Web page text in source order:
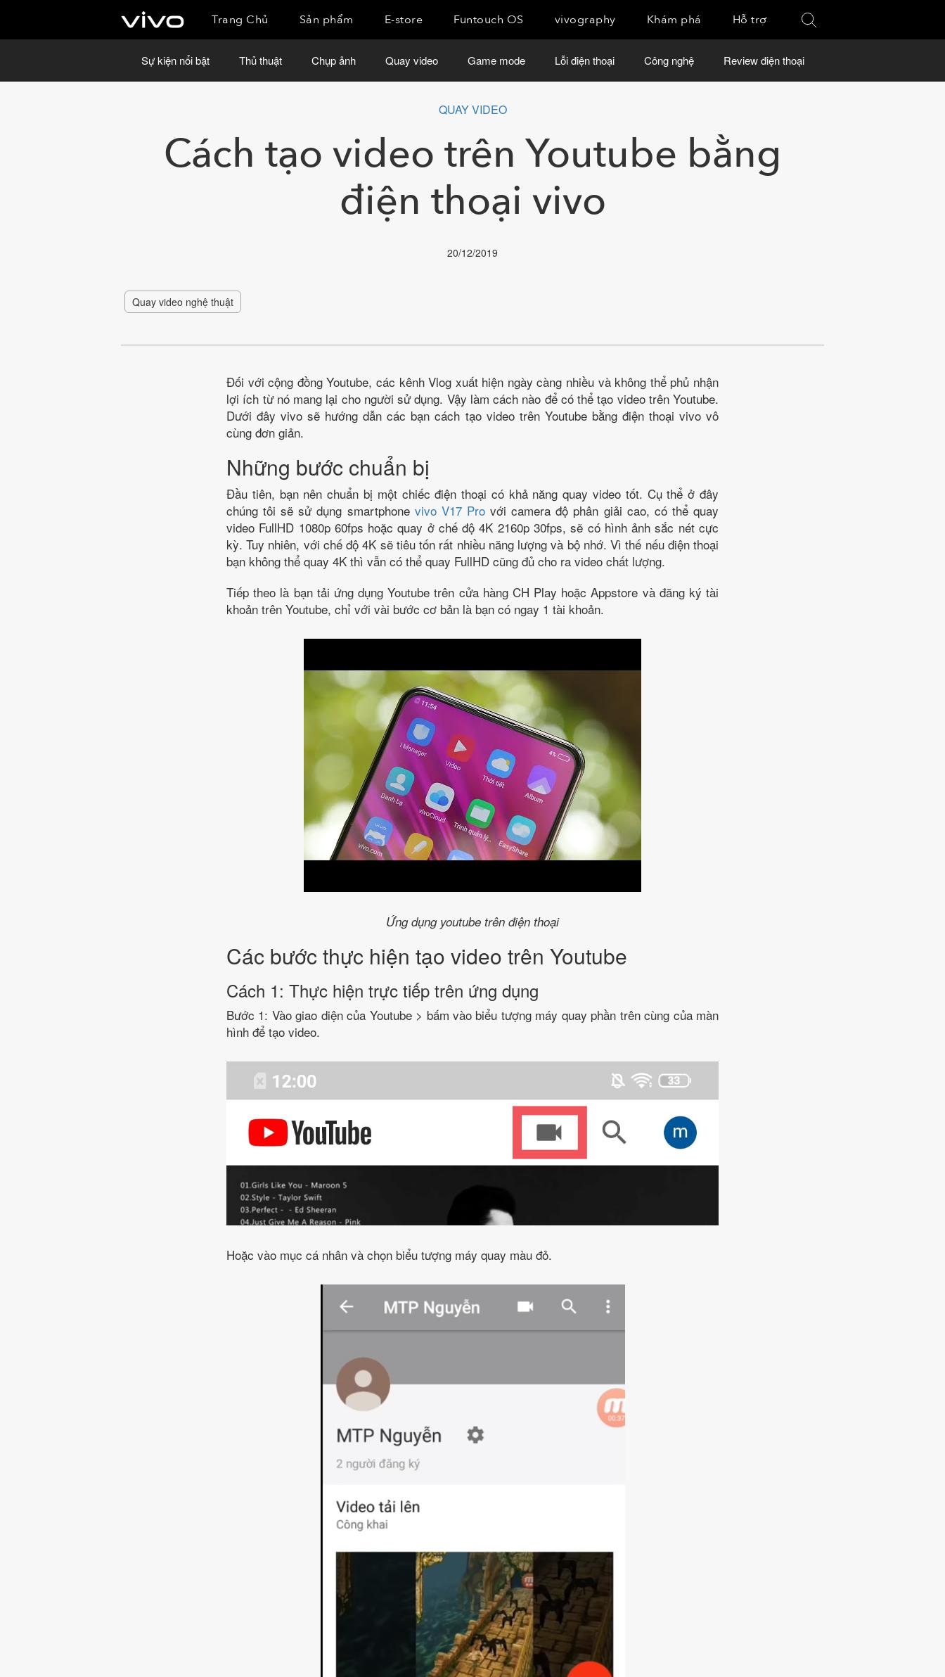
Trang Chủ Sản phẩm E-store Funtouch OS vivography Khám phá Hỗ trợ
Sự kiện nổi bật Thủ thuật Chụp ảnh Quay video Game mode Lỗi điện thoại Công nghệ Review điện thoại
QUAY VIDEO
Cách tạo video trên Youtube bằng
điện thoại vivo
20/12/2019
Quay video nghệ thuật
Đối với cộng đồng Youtube, các kênh Vlog xuất hiện ngày càng nhiều và không thể phủ nhận
lợi ích từ nó mang lại cho người sử dụng. Vậy làm cách nào để có thể tạo video trên Youtube.
Dưới đây vivo sẽ hướng dẫn các bạn cách tạo video trên Youtube bằng điện thoại vivo vô
cùng đơn giản.
Những bước chuẩn bị
Đầu tiên, bạn nên chuẩn bị một chiếc điện thoại có khả năng quay video tốt. Cụ thể ở đây
chúng tôi sẽ sử dụng smartphone vivo V17 Provới camera độ phân giải cao, có thể quay
video FullHD 1080p 60fps hoặc quay ở chế độ 4K 2160p 30fps, sẽ có hình ảnh sắc nét cực
kỳ. Tuy nhiên, với chế độ 4K sẽ tiêu tốn rất nhiều năng lượng và bộ nhớ. Vì thế nếu điện thoại
bạn không thể quay 4K thì vẫn có thể quay FullHD cũng đủ cho ra video chất lượng.
Tiếp theo là bạn tải ứng dụng Youtube trên cửa hàng CH Play hoặc Appstore và đăng ký tài
khoản trên Youtube, chỉ với vài bước cơ bản là bạn có ngay 1 tài khoản.
Ứng dụng youtube trên điện thoại
Các bước thực hiện tạo video trên Youtube
Cách 1: Thực hiện trực tiếp trên ứng dụng
Bước 1: Vào giao diện của Youtube > bấm vào biểu tượng máy quay phần trên cùng của màn
hình để tạo video.
Hoặc vào mục cá nhân và chọn biểu tượng máy quay màu đỏ.